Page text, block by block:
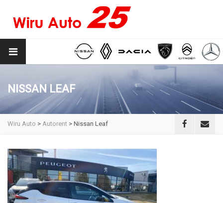
NISSAN LEAF
Wiru Auto > Autorent > Nissan Leaf